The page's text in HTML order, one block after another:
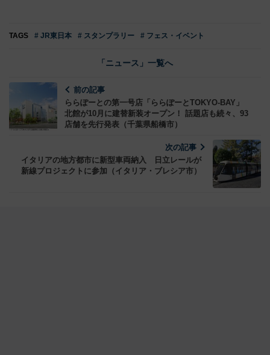
TAGS # JR東日本 # スタンプラリー # フェス・イベント
「ニュース」一覧へ
前の記事
ららぽーとの第一号店「ららぽーとTOKYO-BAY」
北館が10月に建替新装オープン！ 話題店も続々、93
店舗を先行発表（千葉県船橋市）
次の記事
イタリアの地方都市に新型車両納入 日立レールが
新線プロジェクトに参加（イタリア・ブレシア市）